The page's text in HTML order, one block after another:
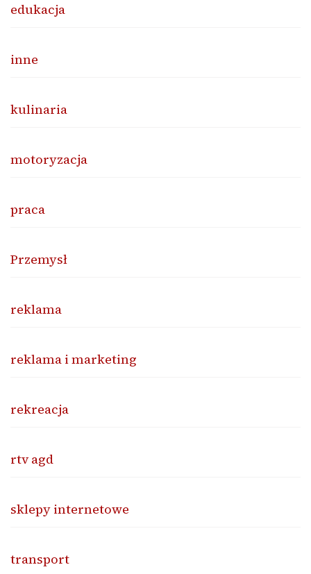
edukacja
inne
kulinaria
motoryzacja
praca
Przemysł
reklama
reklama i marketing
rekreacja
rtv agd
sklepy internetowe
transport